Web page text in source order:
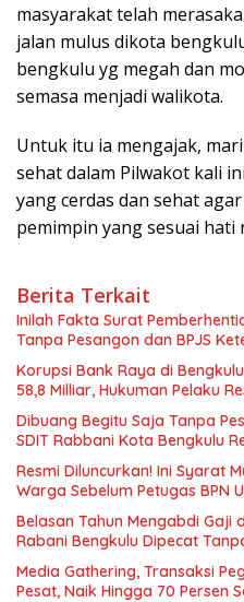
masyarakat telah
jalan mulus dikota
bengkulu yg megah dan
semasa menjadi walikota.
Untuk itu ia mengajak,
sehat dalam Pilwakot kali
yang cerdas dan sehat
pemimpin yang sesuai hati
Berita Terkait
Inilah Fakta Surat
Tanpa Pesangon dan BPJS
Korupsi Bank Raya di
58,8 Milliar, Hukuman Pelaku
Dibuang Begitu Saja Tanpa
SDIT Rabbani Kota Bengkulu
Resmi Diluncurkan! Ini Syarat
Warga Sebelum Petugas BPN
Belasan Tahun Mengabdi Gaji
Rabani Bengkulu Dipecat
Media Gathering, Transaksi
Pesat, Naik Hingga 70 Persen